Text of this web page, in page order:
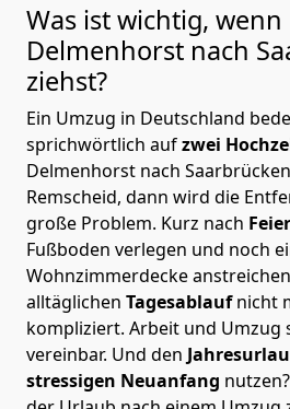
Was ist wichtig, wenn
Delmenhorst nach
ziehst?
Ein Umzug in Deutschland
sprichwörtlich aufzwei
Delmenhorst nach
Remscheid, dann wird die
große Problem. Kurz nach
Fußboden verlegen und noch
Wohnzimmerdecke
alltäglichen Tagesablaufnicht
kompliziert. Arbeit und Umzug
vereinbar. Und den
stressigen Neuanfang